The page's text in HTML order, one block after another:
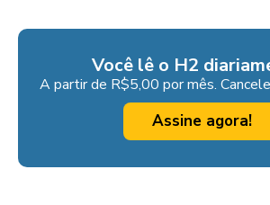
Você lê o H2
A partir de R$5,00 por mês.
Assine agora!